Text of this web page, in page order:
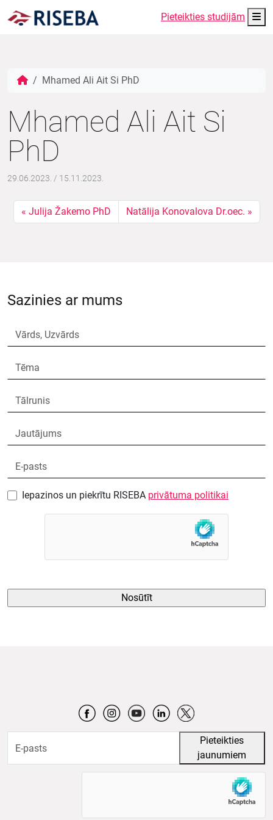
Pieteikties studijām
Mhamed Ali Ait Si PhD
Mhamed Ali Ait Si
PhD
29.06.2023. / 15.11.2023.
Julija Žakemo PhD Natālija Konovalova Dr.oec.
Sazinies ar mums
Iepazinos un piekrītu RISEBA privātuma politikai